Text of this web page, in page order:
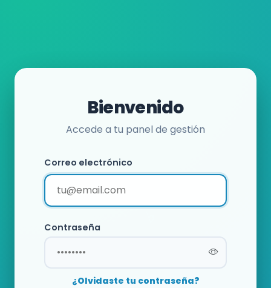
Bienvenido
Accede a tu panel de gestión
Correo electrónico
Contraseña
¿Olvidaste tu contraseña?